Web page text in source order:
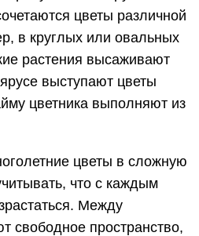
цветы различной
в круглых или овальных
растения высаживают
выступают цветы
цветника выполняют из
цветы в сложную
что с каждым
Между
свободное пространство,